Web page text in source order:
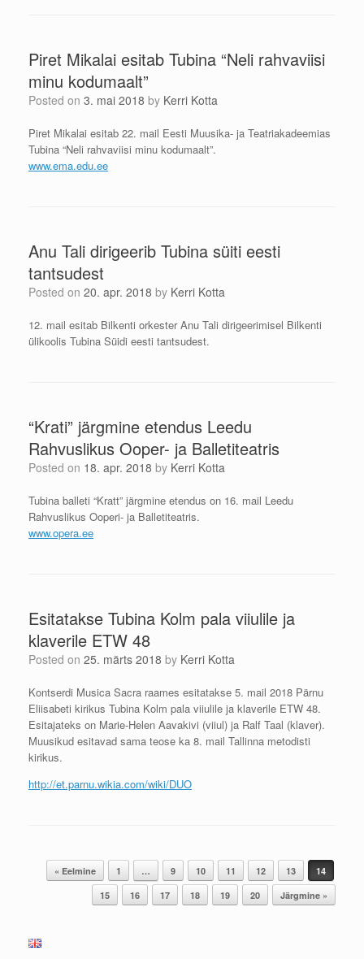
Piret Mikalai esitab Tubina “Neli rahvaviisi
minu kodumaalt”
Posted on 3. mai 2018 by Kerri Kotta
Piret Mikalai esitab 22. mail Eesti Muusika- ja Teatriakadeemias
Tubina “Neli rahvaviisi minu kodumaalt”.
www.ema.edu.ee
Anu Tali dirigeerib Tubina süiti eesti
tantsudest
Posted on 20. apr. 2018 by Kerri Kotta
12. mail esitab Bilkenti orkester Anu Tali dirigeerimisel Bilkenti
ülikoolis Tubina Süidi eesti tantsudest.
“Krati” järgmine etendus Leedu
Rahvuslikus Ooper- ja Balletiteatris
Posted on 18. apr. 2018 by Kerri Kotta
Tubina balleti “Kratt” järgmine etendus on 16. mail Leedu
Rahvuslikus Ooperi- ja Balletiteatris.
www.opera.ee
Esitatakse Tubina Kolm pala viiulile ja
klaverile ETW 48
Posted on 25. märts 2018 by Kerri Kotta
Kontserdi Musica Sacra raames esitatakse 5. mail 2018 Pärnu
Eliisabeti kirikus Tubina Kolm pala viiulile ja klaverile ETW 48.
Esitajateks on Marie-Helen Aavakivi (viiul) ja Ralf Taal (klaver).
Muusikud esitavad sama teose ka 8. mail Tallinna metodisti
kirikus.
http://et.parnu.wikia.com/wiki/DUO
Post navigation
« Eelmine 1 … 9 10 11 12 13
14
15
16 17 18 19 20 Järgmine »